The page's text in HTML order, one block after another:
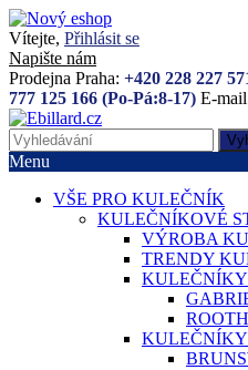
Vítejte, Přihlásit se
Napište nám
Prodejna Praha: +420 228 227
777 125 166 (Po-Pá:8-17) E-
Menu
VŠE PRO KULEČNÍK
KULEČNÍKOVÉ
VÝROBA
TRENDY
KULEČNÍKY